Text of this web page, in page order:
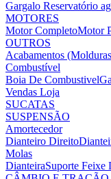
Gargalo Reservatório
MOTORES
Motor CompletoMotor
OUTROS
Acabamentos
Combustível
Boia De Combustivel
Vendas Loja
SUCATAS
SUSPENSÃO
Amortecedor
Dianteiro Direito
Molas
DianteiraSuporte Feixe